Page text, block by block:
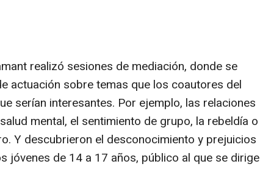
realizó sesiones de mediación, donde se
actuación sobre temas que los coautores del
serían interesantes. Por ejemplo, las relaciones
mental, el sentimiento de grupo, la rebeldía o
Y descubrieron el desconocimiento y prejuicios
jóvenes de 14 a 17 años, público al que se dirige